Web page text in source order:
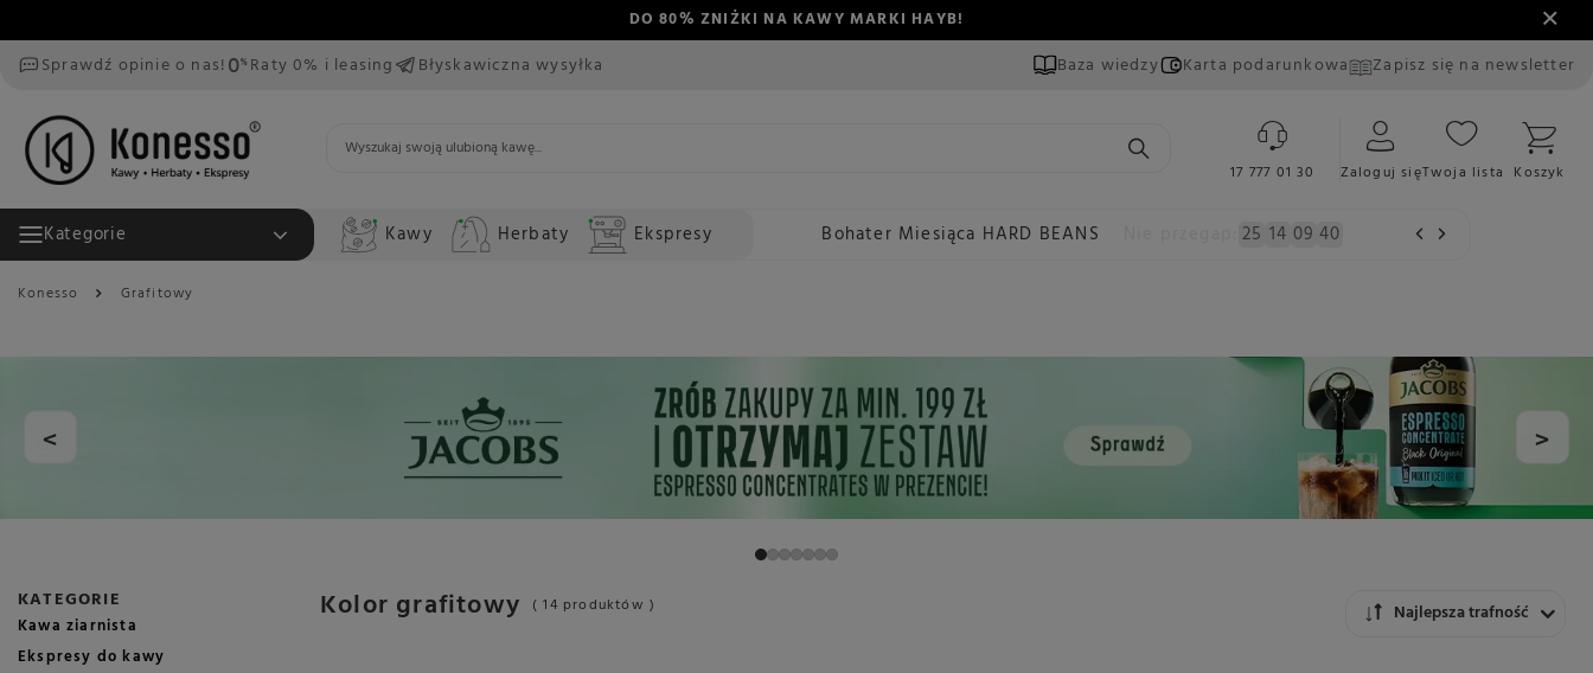
DO 80% ZNIŻKI NA KAWY MARKI HAYB!
Sprawdź opinie o nas!
Raty 0% i leasing Błyskawiczna wysyłka Baza wiedzy Karta podarunkowa Zapisz się na newsletter
17 777 01 30 Zaloguj sięTwoja lista Koszyk
Kategorie Kawy Herbaty Ekspresy Bohater Miesiąca HARD BEANS 25 14 09 39
Konesso Grafitowy
< >
KATEGORIE
Kawa ziarnista
Ekspresy do kawy
Kolor grafitowy ( 14 produktów ) Zmień sortowanie
Najlepsza trafność